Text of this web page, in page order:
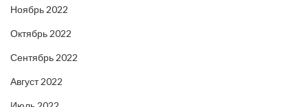
Ноябрь 2022
Октябрь 2022
Сентябрь 2022
Август 2022